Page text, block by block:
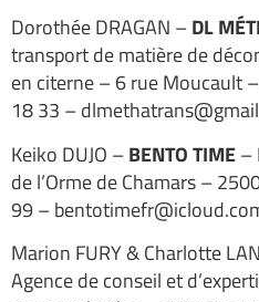
Dorothée DRAGAN –DL
transport de matière de
en citerne – 6 rue Moucault
18 33 –
Keiko DUJO –BENTO TIME–
de l’Orme de Chamars –
99 –
Marion FURY & Charlotte
Agence de conseil et